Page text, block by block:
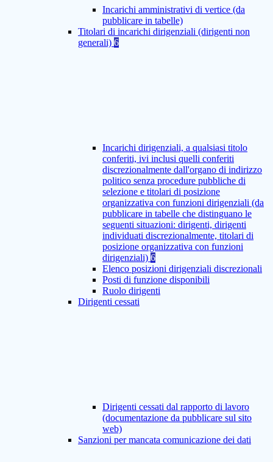
Incarichi amministrativi di vertice (da
pubblicare in tabelle)
Titolari di incarichi dirigenziali (dirigenti non
generali) 6
Incarichi dirigenziali, a qualsiasi titolo
conferiti, ivi inclusi quelli conferiti
discrezionalmente dall'organo di indirizzo
politico senza procedure pubbliche di
selezione e titolari di posizione
organizzativa con funzioni dirigenziali (da
pubblicare in tabelle che distinguano le
seguenti situazioni: dirigenti, dirigenti
individuati discrezionalmente, titolari di
posizione organizzativa con funzioni
dirigenziali) 6
Elenco posizioni dirigenziali discrezionali
Posti di funzione disponibili
Ruolo dirigenti
Dirigenti cessati
Dirigenti cessati dal rapporto di lavoro
(documentazione da pubblicare sul sito
web)
Sanzioni per mancata comunicazione dei dati